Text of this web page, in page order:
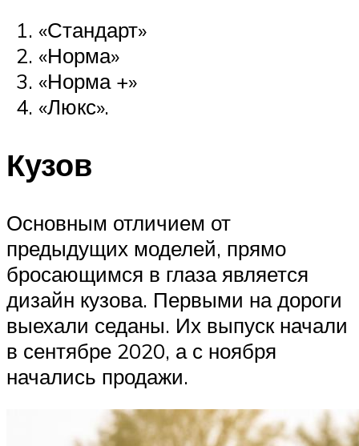
«Стандарт»
«Норма»
«Норма +»
«Люкс».
Кузов
Основным отличием от
предыдущих моделей, прямо
бросающимся в глаза является
дизайн кузова. Первыми на дороги
выехали седаны. Их выпуск начали
в сентябре 2020, а с ноября
начались продажи.